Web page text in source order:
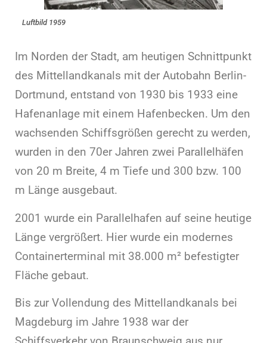
Luftbild 1959
Im Norden der Stadt, am heutigen Schnittpunkt
des Mittellandkanals mit der Autobahn Berlin-
Dortmund, entstand von 1930 bis 1933 eine
Hafenanlage mit einem Hafenbecken. Um den
wachsenden Schiffsgrößen gerecht zu werden,
wurden in den 70er Jahren zwei Parallelhäfen
von 20 m Breite, 4 m Tiefe und 300 bzw. 100
m Länge ausgebaut.
2001 wurde ein Parallelhafen auf seine heutige
Länge vergrößert. Hier wurde ein modernes
Containerterminal mit 38.000 m² befestigter
Fläche gebaut.
Bis zur Vollendung des Mittellandkanals bei
Magdeburg im Jahre 1938 war der